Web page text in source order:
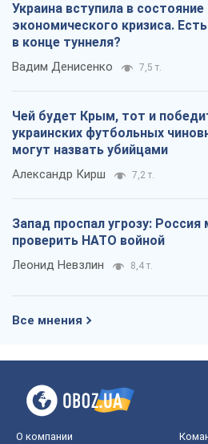
Украина вступила в состояние
экономического кризиса.
в конце туннеля?
Вадим Денисенко 7,5 т.
Чей будет Крым, тот и
украинских футбольных
могут назвать убийцами
Александр Кирш 7,2 т.
Запад проспал угрозу:
проверить НАТО войной
Леонид Невзлин 8,4 т.
Все мнения
О компании